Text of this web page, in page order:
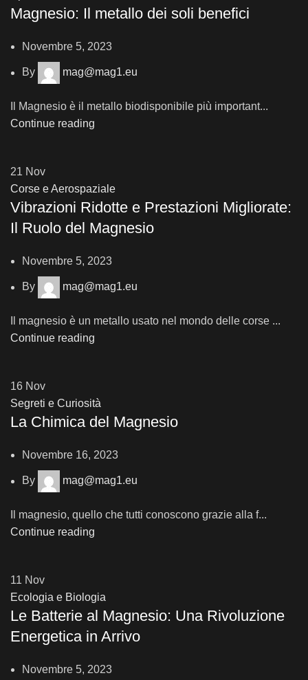
Magnesio: Il metallo dei soli benefici
Novembre 5, 2023
By mag@mag1.eu
Il Magnesio è il metallo biodisponibile più important...
Continue reading
21 Nov
Corse e Aerospaziale
Vibrazioni Ridotte e Prestazioni Migliorate:
Il Ruolo del Magnesio
Novembre 5, 2023
By mag@mag1.eu
Il magnesio è un metallo usato nel mondo delle corse ...
Continue reading
16 Nov
Segreti e Curiosità
La Chimica del Magnesio
Novembre 16, 2023
By mag@mag1.eu
Il magnesio, quello che tutti conoscono grazie alla f...
Continue reading
11 Nov
Ecologia e Biologia
Le Batterie al Magnesio: Una Rivoluzione
Energetica in Arrivo
Novembre 5, 2023